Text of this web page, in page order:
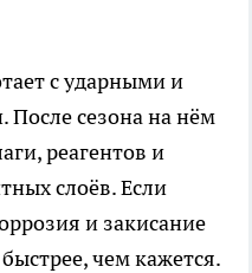
с ударными и
сезона на нём
реагентов и
слоёв. Если
и закисание
чем кажется.